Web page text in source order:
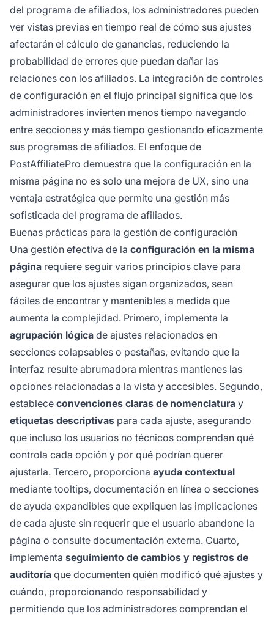
del programa de afiliados, los administradores pueden
ver vistas previas en tiempo real de cómo sus ajustes
afectarán el cálculo de ganancias, reduciendo la
probabilidad de errores que puedan dañar las
relaciones con los afiliados. La integración de controles
de configuración en el flujo principal significa que los
administradores invierten menos tiempo navegando
entre secciones y más tiempo gestionando eficazmente
sus programas de afiliados. El enfoque de
PostAffiliatePro demuestra que la configuración en la
misma página no es solo una mejora de UX, sino una
ventaja estratégica que permite una gestión más
sofisticada del programa de afiliados.
Buenas prácticas para la gestión de configuración
Una gestión efectiva de la configuración en la misma
página requiere seguir varios principios clave para
asegurar que los ajustes sigan organizados, sean
fáciles de encontrar y mantenibles a medida que
aumenta la complejidad. Primero, implementa la
agrupación lógica de ajustes relacionados en
secciones colapsables o pestañas, evitando que la
interfaz resulte abrumadora mientras mantienes las
opciones relacionadas a la vista y accesibles. Segundo,
establece convenciones claras de nomenclatura y
etiquetas descriptivas para cada ajuste, asegurando
que incluso los usuarios no técnicos comprendan qué
controla cada opción y por qué podrían querer
ajustarla. Tercero, proporciona ayuda contextual
mediante tooltips, documentación en línea o secciones
de ayuda expandibles que expliquen las implicaciones
de cada ajuste sin requerir que el usuario abandone la
página o consulte documentación externa. Cuarto,
implementa seguimiento de cambios y registros de
auditoría que documenten quién modificó qué ajustes y
cuándo, proporcionando responsabilidad y
permitiendo que los administradores comprendan el